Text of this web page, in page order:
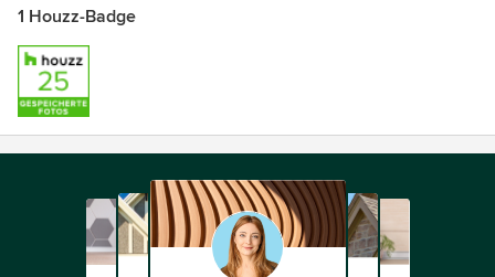
1 Houzz-Badge